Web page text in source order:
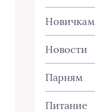
Новичкам
Новости
Парням
Питание